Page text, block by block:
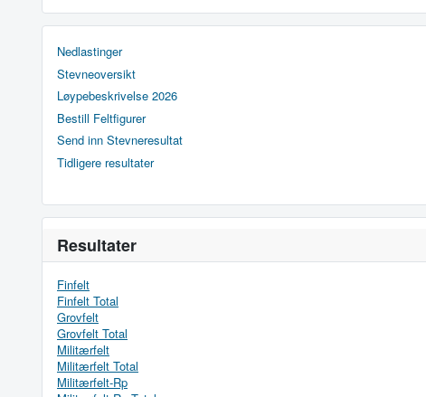
Nedlastinger
Stevneoversikt
Løypebeskrivelse 2026
Bestill Feltfigurer
Send inn Stevneresultat
Tidligere resultater
Resultater
Finfelt
Finfelt Total
Grovfelt
Grovfelt Total
Militærfelt
Militærfelt Total
Militærfelt-Rp